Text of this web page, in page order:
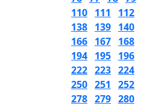
110 111 112
138 139 140
166 167 168
194 195 196
222 223 224
250 251 252
278 279 280